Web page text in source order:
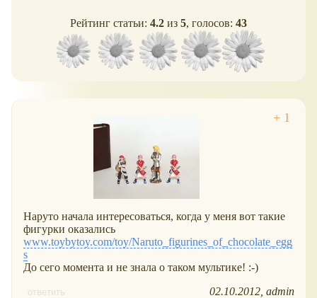
Рейтинг статьи: 4.2 из 5, голосов: 43
Наруто начала интересоваться, когда у меня вот такие
фигурки оказались
www.toybytoy.com/toy/Naruto_figurines_of_chocolate_egg
s
До сего момента и не знала о таком мультике! :-)
ответить 02.10.2012 admin